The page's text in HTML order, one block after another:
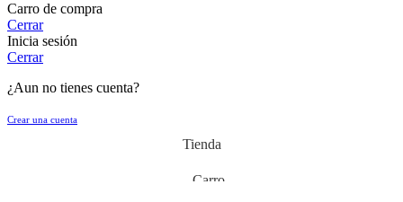
Carro de compra
Cerrar
Inicia sesión
Cerrar
¿Aun no tienes cuenta?
Crear una cuenta
Tienda
Carro